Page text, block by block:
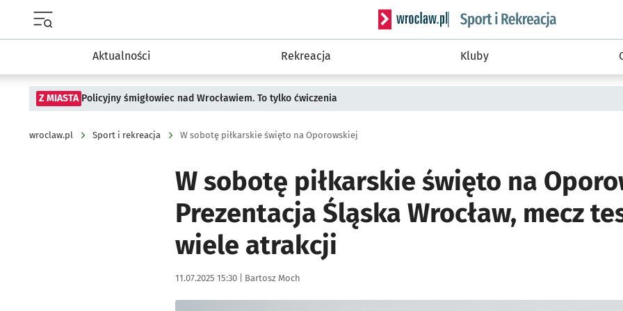
Serwis informacyjny wroclaw.pl podserwis: Sport
Aktualności Rekreacja Kluby
Z MIASTA Policyjny śmigłowiec nad Wrocławiem. To tylko ćwiczenia
wroclaw.pl Sport i rekreacja W sobotę piłkarskie święto na Oporowskiej
W sobotę piłkarskie święto na
Prezentacja Śląska Wrocław, mecz
wiele atrakcji
Data publikacji:
11.07.2025 15:30 | Autor:
Bartosz Moch